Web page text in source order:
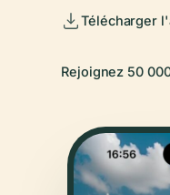
Télécharger
Rejoignez 50